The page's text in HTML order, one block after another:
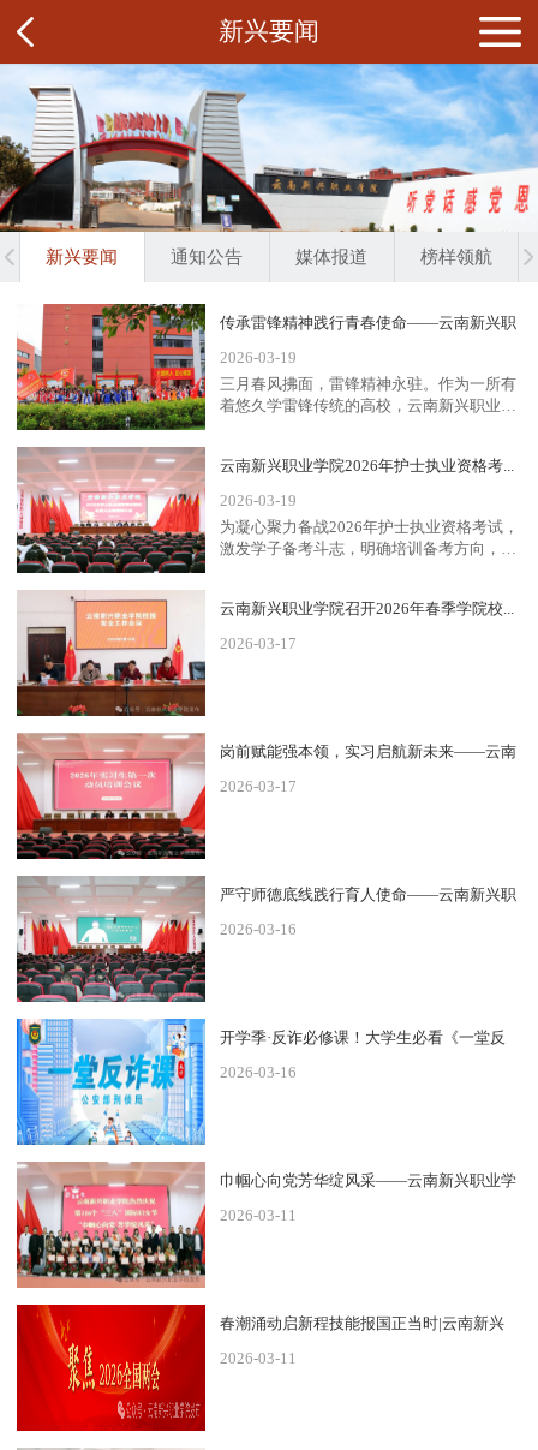
新兴要闻
新兴要闻 通知公告 媒体报道 榜样领航
传承雷锋精神践行青春使命——云南新兴职
业...
2026-03-19
三月春风拂面，雷锋精神永驻。作为一所有
着悠久学雷锋传统的高校，云南新兴职业学
云南新兴职业学院2026年护士执业资格考...
2026-03-19
为凝心聚力备战2026年护士执业资格考试，
激发学子备考斗志，明确培训备考方向，3
云南新兴职业学院召开2026年春季学院校...
2026-03-17
岗前赋能强本领，实习启航新未来——云南
新...
2026-03-17
严守师德底线践行育人使命——云南新兴职
业...
2026-03-16
开学季·反诈必修课！大学生必看《一堂反
诈...
2026-03-16
巾帼心向党芳华绽风采——云南新兴职业学
院...
2026-03-11
春潮涌动启新程技能报国正当时|云南新兴
职...
2026-03-11